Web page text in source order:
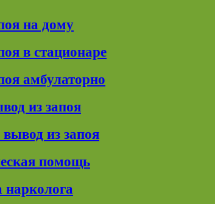
на дому
в стационаре
амбулаторно
из запоя
из запоя
помощь
нарколога